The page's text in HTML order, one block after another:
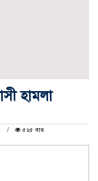
হামলা
৫২৫ বার